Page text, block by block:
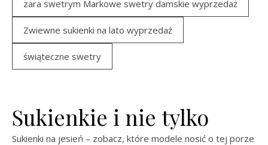
zara swetrym Markowe swetry damskie wyprzedaż
Zwiewne sukienki na lato wyprzedaż
świąteczne swetry
Sukienkie i nie tylko
Sukienki na jesień – zobacz, które modele nosić o tej porze